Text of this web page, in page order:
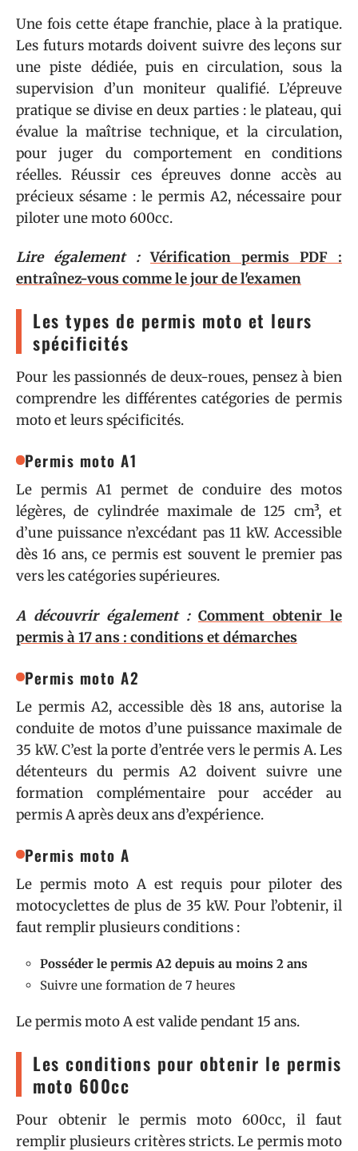
Une fois cette étape franchie, place à la pratique.
Les futurs motards doivent suivre des leçons sur
une piste dédiée, puis en circulation, sous la
supervision d’un moniteur qualifié. L’épreuve
pratique se divise en deux parties : le plateau, qui
évalue la maîtrise technique, et la circulation,
pour juger du comportement en conditions
réelles. Réussir ces épreuves donne accès au
précieux sésame : le permis A2, nécessaire pour
piloter une moto 600cc.
Lire également : Vérification permis PDF :
entraînez-vous comme le jour de l'examen
Les types de permis moto et leurs
spécificités
Pour les passionnés de deux-roues, pensez à bien
comprendre les différentes catégories de permis
moto et leurs spécificités.
Permis moto A1
Le permis A1 permet de conduire des motos
légères, de cylindrée maximale de 125 cm³, et
d’une puissance n’excédant pas 11 kW. Accessible
dès 16 ans, ce permis est souvent le premier pas
vers les catégories supérieures.
A découvrir également : Comment obtenir le
permis à 17 ans : conditions et démarches
Permis moto A2
Le permis A2, accessible dès 18 ans, autorise la
conduite de motos d’une puissance maximale de
35 kW. C’est la porte d’entrée vers le permis A. Les
détenteurs du permis A2 doivent suivre une
formation complémentaire pour accéder au
permis A après deux ans d’expérience.
Permis moto A
Le permis moto A est requis pour piloter des
motocyclettes de plus de 35 kW. Pour l’obtenir, il
faut remplir plusieurs conditions :
Posséder le permis A2 depuis au moins 2 ans
Suivre une formation de 7 heures
Le permis moto A est valide pendant 15 ans.
Les conditions pour obtenir le permis
moto 600cc
Pour obtenir le permis moto 600cc, il faut
remplir plusieurs critères stricts. Le permis moto